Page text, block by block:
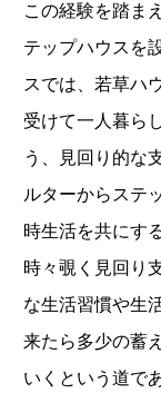
この経験を踏ま
テップハウスを
スでは、若草ハ
受けて一人暮ら
う、見回り的な
ルターからステ
時生活を共にす
時々覗く見回り
な生活習慣や生
来たら多少の蓄
いくという道で